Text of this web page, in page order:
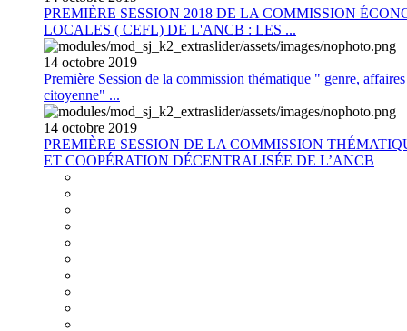
PREMIÈRE SESSION 2018 DE LA COMMISSION
LOCALES ( CEFL) DE L'ANCB : LES ...
14 octobre 2019
Première Session de la commission thématique " genre,
citoyenne" ...
14 octobre 2019
PREMIÈRE SESSION DE LA COMMISSION
ET COOPÉRATION DÉCENTRALISÉE DE L’ANCB